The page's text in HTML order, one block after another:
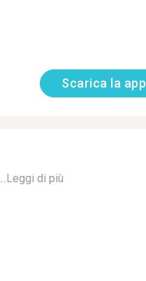
Scarica la app
Leggi di più